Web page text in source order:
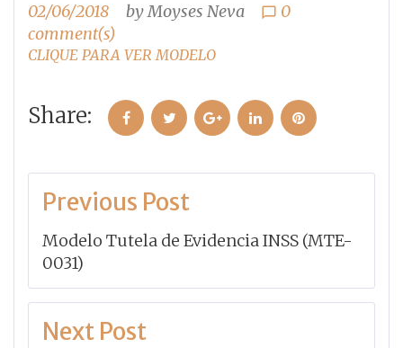
02/06/2018 byMoyses Neva chat_bubble_outline 0
comment(s)
CLIQUE PARA VER MODELO
Share: FacebookTwitter Google+LinkedInPinterest
Navegação
Post
Previous Post
Modelo Tutela de Evidencia INSS (MTE-
0031)
Next Post